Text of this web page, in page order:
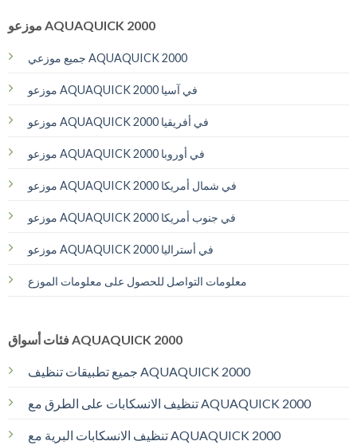
موزعو AQUAQUICK 2000
جميع موزعي AQUAQUICK 2000
موزعو AQUAQUICK 2000 في آسيا
موزعو AQUAQUICK 2000 في أفريقيا
موزعو AQUAQUICK 2000 في أوروبا
موزعو AQUAQUICK 2000 في شمال أمريكا
موزعو AQUAQUICK 2000 في جنوب أمريكا
موزعو AQUAQUICK 2000 في أستراليا
معلومات التواصل للحصول على معلومات الموزع
فئات أسواق AQUAQUICK 2000
جميع تطبيقات تنظيف AQUAQUICK 2000
تنظيف الانسكابات على الطرق مع AQUAQUICK 2000
تنظيف الانسكابات البرية مع AQUAQUICK 2000